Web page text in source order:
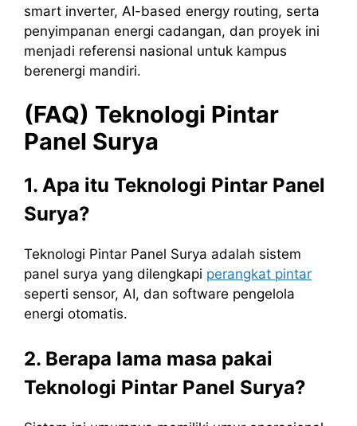
smart inverter, AI-based energy routing, serta
penyimpanan energi cadangan, dan proyek ini
menjadi referensi nasional untuk kampus
berenergi mandiri.
(FAQ) Teknologi Pintar
Panel Surya
1. Apa itu Teknologi Pintar Panel
Surya?
Teknologi Pintar Panel Surya adalah sistem
panel surya yang dilengkapi perangkat pintar
seperti sensor, AI, dan software pengelola
energi otomatis.
2. Berapa lama masa pakai
Teknologi Pintar Panel Surya?